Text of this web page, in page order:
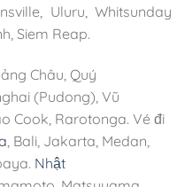
Uluru, Whitsunday
Siem Reap.
Châu, Quý
(Pudong), Vũ
Cook, Rarotonga. Vé đi
, Bali, Jakarta, Medan,
Nhật